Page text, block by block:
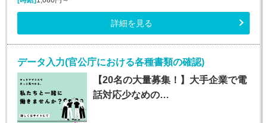
詳細を見る
データ入力(官公庁における各種書類の確認)
【20名の大量募集！】大手企業で電
話対応少なめの…